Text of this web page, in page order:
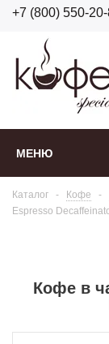
+7 (800) 550-
МЕНЮ
Каталог - Кофе -
Espresso
Кофе в